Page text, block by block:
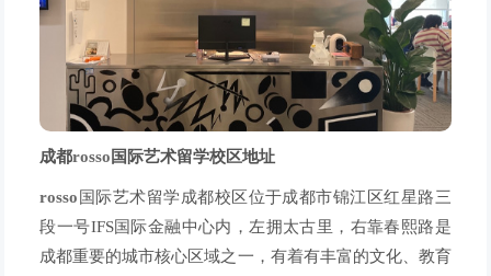
成都rosso 国际艺术留学校区地址
rosso 国际艺术留学成都校区位于成都市锦江区红星路三
段一号IFS国际金融中心内，左拥太古里，右靠春熙路是
成都重要的城市核心区域之一，有着有丰富的文化、教育